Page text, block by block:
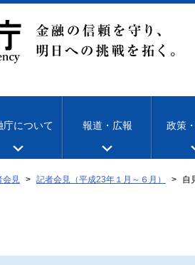
庁について 報道・広報 政策
会見 記者会見（平成23年１月～６月） 自